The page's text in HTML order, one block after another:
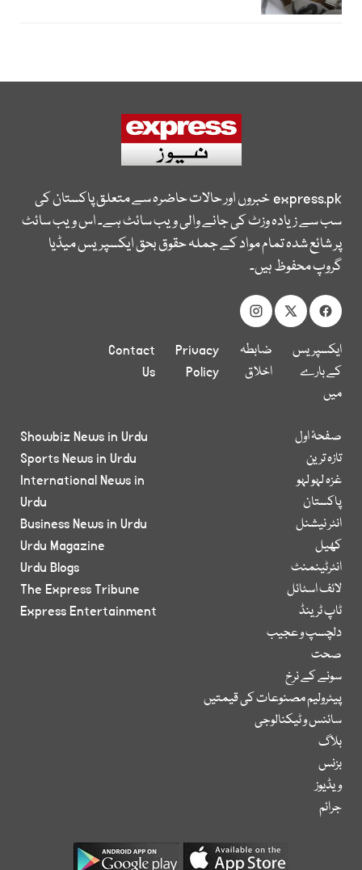
express.pkخبروں اور حالات حاضرہ سے متعلق پاکستان کی
سب سے زیادہ وزٹ کی جانے والی ویب سائٹ ہے۔ اس ویب سائٹ
پر شائع شدہ تمام مواد کے جملہ حقوق بحق ایکسپریس میڈیا
گروپ محفوظ ہیں۔
ایکسپریس
کے بارے
میں
ضابطہ
اخلاق
Privacy
Policy
Contact
Us
صفحۂ اول
تازہ ترین
غزہ لہو لہو
پاکستان
انٹر نیشنل
کھیل
انٹرٹینمنٹ
لائف اسٹائل
ٹاپ ٹرینڈ
دلچسپ و عجیب
صحت
سونے کے نرخ
پیٹرولیم مصنوعات کی قیمتیں
سائنس و ٹیکنالوجی
بلاگ
بزنس
ویڈیوز
جرائم
Showbiz News in Urdu
Sports News in Urdu
International News in
Urdu
Business News in Urdu
Urdu Magazine
Urdu Blogs
The Express Tribune
Express Entertainment